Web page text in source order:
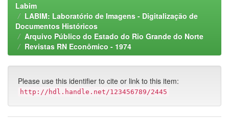
Labim
LABIM: Laboratório de Imagens - Digitalização de
Documentos Históricos
Arquivo Público do Estado do Rio Grande do Norte
Revistas RN Econômico - 1974
Please use this identifier to cite or link to this item:
http://hdl.handle.net/123456789/2445